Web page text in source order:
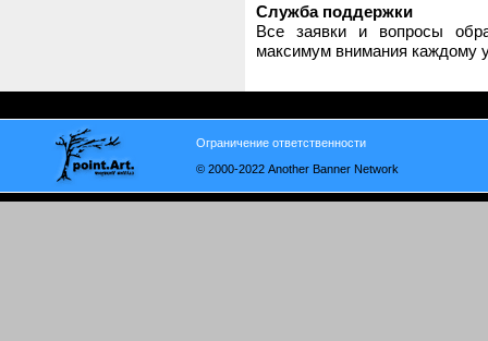
Служба поддержки
Все заявки и вопросы
максимум внимания каждому
Ограничение ответственности
© 2000-2022 Another Banner Network